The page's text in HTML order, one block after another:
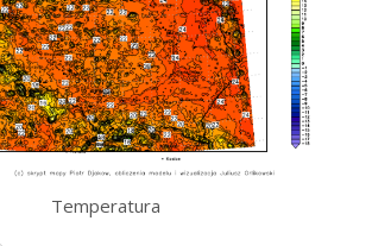
Temperatura